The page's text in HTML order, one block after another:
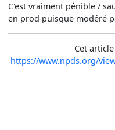
C'est vraiment pénible /
en prod puisque modéré
Cet
https://www.npds.org/